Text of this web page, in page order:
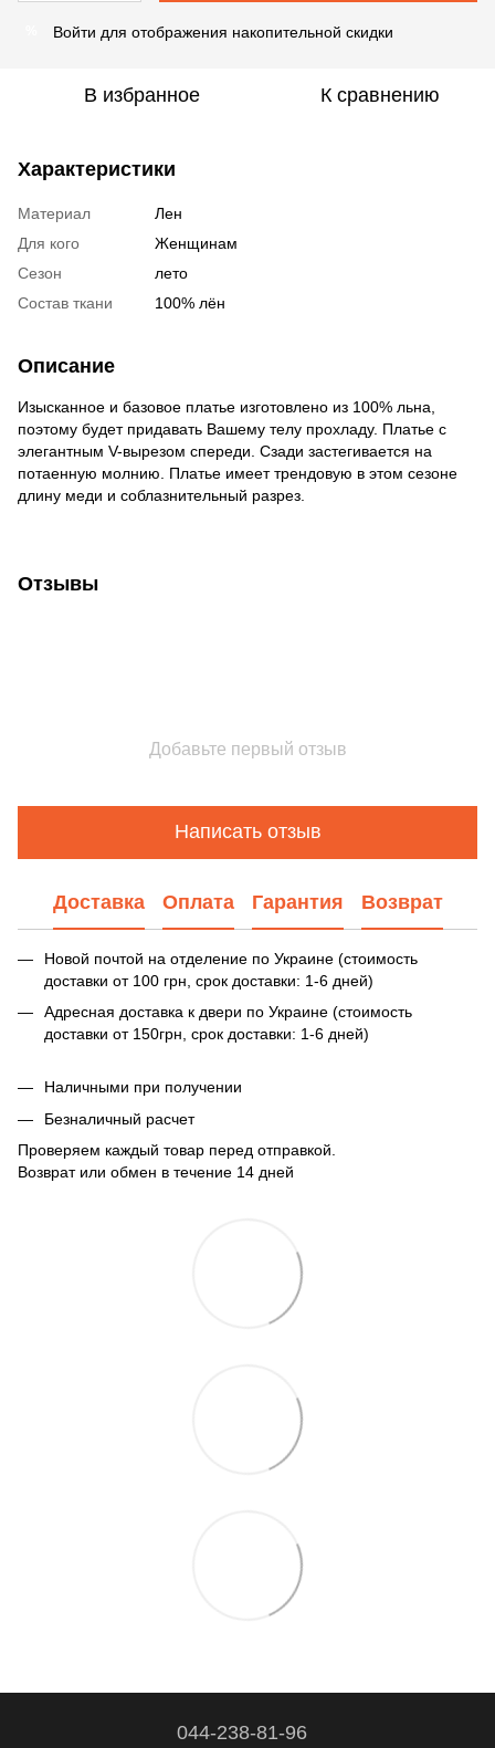
Войти для отображения накопительной скидки
В избранное К сравнению
Характеристики
Материал
Лен
Для кого
Женщинам
Сезон
лето
Состав ткани
100% лён
Описание
Изысканное и базовое платье изготовлено из 100% льна,
поэтому будет придавать Вашему телу прохладу. Платье с
элегантным V-вырезом спереди. Сзади застегивается на
потаенную молнию. Платье имеет трендовую в этом сезоне
длину меди и соблазнительный разрез.
Отзывы
Добавьте первый отзыв
Написать отзыв
Доставка Оплата Гарантия Возврат
Новой почтой на отделение по Украине (стоимость
доставки от 100 грн, срок доставки: 1-6 дней)
Адресная доставка к двери по Украине (стоимость
доставки от 150грн, срок доставки: 1-6 дней)
Наличными при получении
Безналичный расчет
Проверяем каждый товар перед отправкой.
Возврат или обмен в течение 14 дней
044-238-81-96